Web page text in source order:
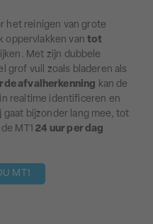
het reinigen van grote
oppervlakken vantot
Met zijn dubbele
grof vuil zoals bladeren als
afvalherkenning kan de
realtime identificeren en
bijzonder lang mee, tot
MT124 uur per dag
MT1